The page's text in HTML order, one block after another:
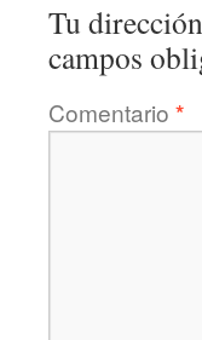
Tu
campos
Comentario *